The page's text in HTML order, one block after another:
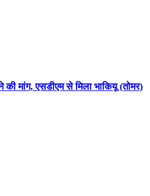
की मांग, एसडीएम से मिला भाकियू (तोमर)